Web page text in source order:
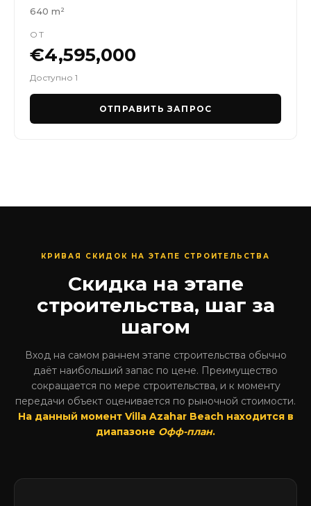
640 m²
ОТ
€4,595,000
Доступно 1
ОТПРАВИТЬ ЗАПРОС
КРИВАЯ СКИДОК НА ЭТАПЕ СТРОИТЕЛЬСТВА
Скидка на этапе
строительства, шаг за
шагом
Вход на самом раннем этапе строительства обычно
даёт наибольший запас по цене. Преимущество
сокращается по мере строительства, и к моменту
передачи объект оценивается по рыночной стоимости.
На данный момент Villa Azahar Beach находится в
диапазоне Офф-план.